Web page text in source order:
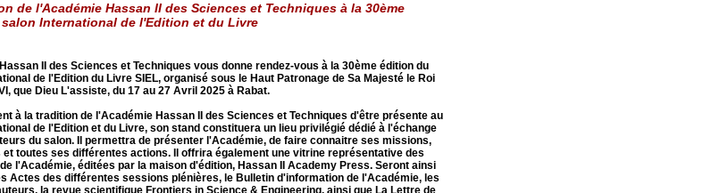
de l'Académie Hassan II des Sciences et Techniques à la 30ème
International de l'Edition et du Livre
II des Sciences et Techniques vous donne rendez-vous à la 30ème édition du
de l'Edition du Livre SIEL, organisé sous le Haut Patronage de Sa Majesté le Roi
que Dieu L'assiste, du 17 au 27 Avril 2025 à Rabat.
à la tradition de l'Académie Hassan II des Sciences et Techniques d'être présente au
de l'Edition et du Livre, son stand constituera un lieu privilégié dédié à l'échange
du salon. Il permettra de présenter l'Académie, de faire connaitre ses missions,
toutes ses différentes actions. Il offrira également une vitrine représentative des
l'Académie, éditées par la maison d'édition, Hassan II Academy Press. Seront ainsi
Actes des différentes sessions plénières, le Bulletin d'information de l'Académie, les
la revue scientifique Frontiers in Science & Engineering, ainsi que La Lettre de